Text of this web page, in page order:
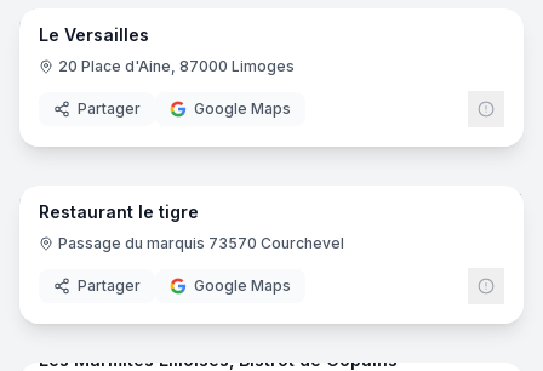
Le Versailles
20 Place d'Aine, 87000 Limoges
Partager Google Maps
10
Restaurant le tigre
Passage du marquis 73570 Courchevel
Partager Google Maps
10
Les Marmites Lilloises, Bistrot de Copains